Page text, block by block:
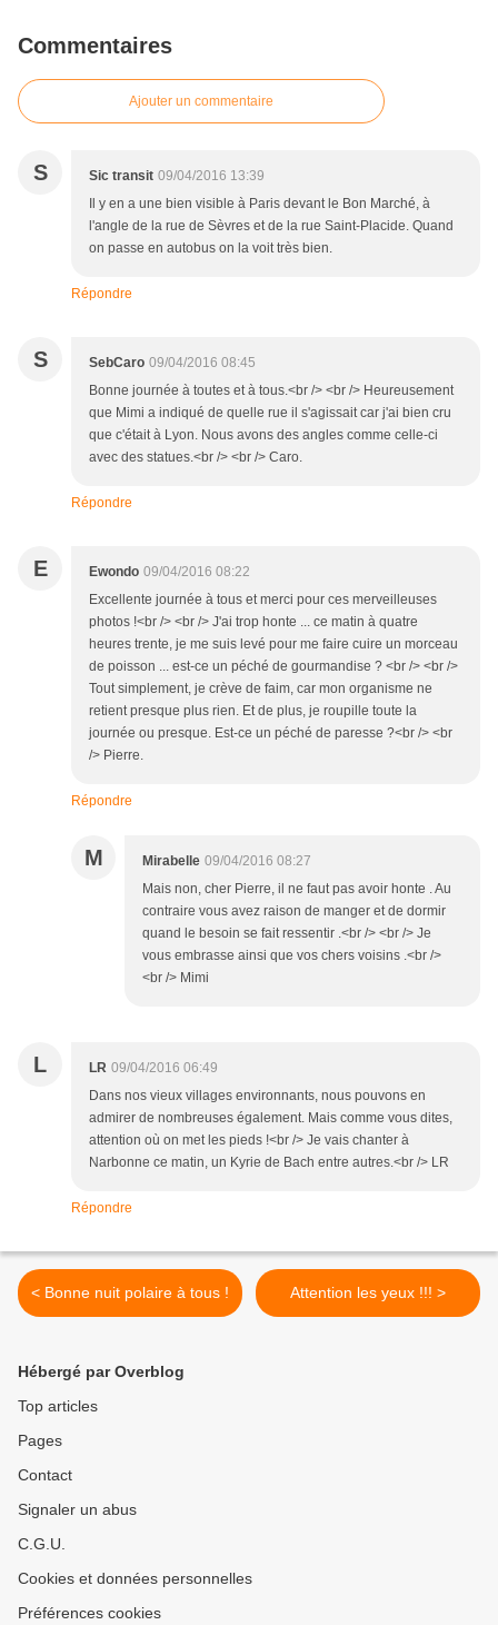
Commentaires
Ajouter un commentaire
S Sic transit 09/04/2016 13:39
Il y en a une bien visible à Paris devant le Bon Marché, à
l'angle de la rue de Sèvres et de la rue Saint-Placide. Quand
on passe en autobus on la voit très bien.
Répondre
S SebCaro 09/04/2016 08:45
Bonne journée à toutes et à tous.<br /> <br /> Heureusement
que Mimi a indiqué de quelle rue il s'agissait car j'ai bien cru
que c'était à Lyon. Nous avons des angles comme celle-ci
avec des statues.<br /> <br /> Caro.
Répondre
E Ewondo 09/04/2016 08:22
Excellente journée à tous et merci pour ces merveilleuses
photos !<br /> <br /> J'ai trop honte ... ce matin à quatre
heures trente, je me suis levé pour me faire cuire un morceau
de poisson ... est-ce un péché de gourmandise ? <br /> <br />
Tout simplement, je crève de faim, car mon organisme ne
retient presque plus rien. Et de plus, je roupille toute la
journée ou presque. Est-ce un péché de paresse ?<br /> <br
/> Pierre.
Répondre
M Mirabelle 09/04/2016 08:27
Mais non, cher Pierre, il ne faut pas avoir honte . Au
contraire vous avez raison de manger et de dormir
quand le besoin se fait ressentir .<br /> <br /> Je
vous embrasse ainsi que vos chers voisins .<br />
<br /> Mimi
L LR 09/04/2016 06:49
Dans nos vieux villages environnants, nous pouvons en
admirer de nombreuses également. Mais comme vous dites,
attention où on met les pieds !<br /> Je vais chanter à
Narbonne ce matin, un Kyrie de Bach entre autres.<br /> LR
Répondre
< Bonne nuit polaire à tous ! Attention les yeux !!! >
Hébergé par Overblog
Top articles
Pages
Contact
Signaler un abus
C.G.U.
Cookies et données personnelles
Préférences cookies